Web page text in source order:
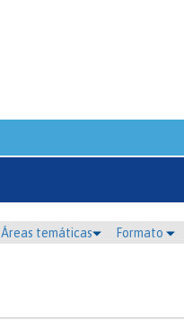
Áreas temáticas Formato